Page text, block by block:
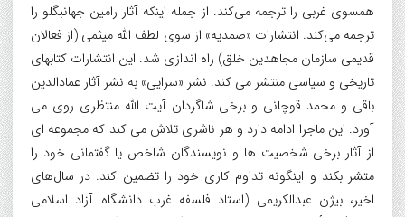
همسوی غربی را ترجمه می‌کند. از جمله اینکه آثار رامین جهانبگلو را
ترجمه می‌کند. انتشارات «صمدیه» از سوی لطف الله میثمی (از فعالان
قدیمی سازمان مجاهدین خلق) راه اندازی شد. این انتشارات کتابهای
تاریخی و سیاسی منتشر می کند. نشر «سرایی» به نشر آثار عمادالدین
باقی و محمد قوچانی و برخی شاگردان آیت الله منتظری روی می
آورد. این ماجرا ادامه دارد و هر ناشری تلاش می کند که مجموعه ای
از آثار برخی شخصیت ها و نویسندگان شاخص یا گفتمانی خود را
متشر بکند و اینگونه تداوم کاری خود را تضمین کند. در سال‌های
اخیر، بیژن عبدالکریمی (استاد فلسفه غرب دانشگاه آزاد اسلامی